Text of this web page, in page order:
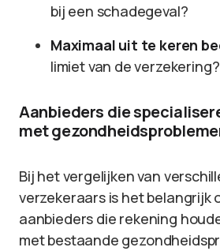
bij een schadegeval?
Maximaal uit te keren
limiet van de verzekering?
Aanbieders die
met
Bij het vergelijken van
verzekeraars is het belangrijk
aanbieders die rekening
met bestaande